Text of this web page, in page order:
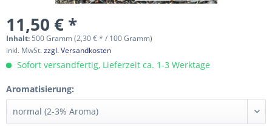
11,50 € *
Inhalt: 500 Gramm (2,30 € * / 100 Gramm)
inkl. MwSt.zzgl. Versandkosten
Sofort versandfertig, Lieferzeit ca. 1-3 Werktage
Aromatisierung: